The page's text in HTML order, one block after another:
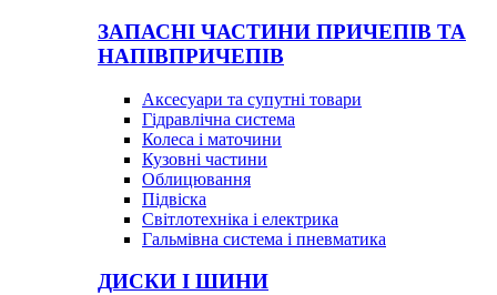
ЗАПАСНІ ЧАСТИНИ ПРИЧЕПІВ ТА
НАПІВПРИЧЕПІВ
Аксесуари та супутні товари
Гідравлічна система
Колеса і маточини
Кузовні частини
Облицювання
Підвіска
Світлотехніка і електрика
Гальмівна система і пневматика
ДИСКИ І ШИНИ